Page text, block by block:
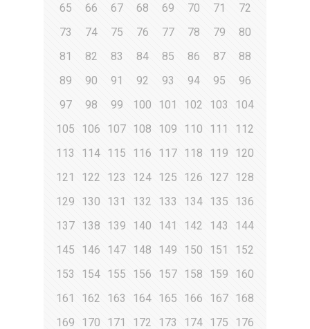
65
66 67 68 69 70 71
72
73
74 75 76 77 78 79
80
81
82 83 84 85 86 87
88
89
90 91 92 93 94 95
96
97
98 99 100 101 102 103
104
105
106 107 108 109 110 111
112
113
114 115 116 117 118 119
120
121
122 123 124 125 126 127 128
129
130 131 132 133 134 135
136
137 138 139 140 141 142 143
144
145
146 147 148 149 150 151
152
153
154 155 156 157 158 159
160
161
162 163 164 165 166 167 168
169
170 171 172 173 174 175
176